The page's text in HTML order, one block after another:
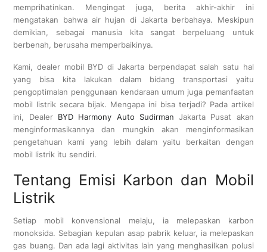
memprihatinkan. Mengingat juga, berita akhir-akhir ini
mengatakan bahwa air hujan di Jakarta berbahaya. Meskipun
demikian, sebagai manusia kita sangat berpeluang untuk
berbenah, berusaha memperbaikinya.
Kami, dealer mobil BYD di Jakarta berpendapat salah satu hal
yang bisa kita lakukan dalam bidang transportasi yaitu
pengoptimalan penggunaan kendaraan umum juga pemanfaatan
mobil listrik secara bijak. Mengapa ini bisa terjadi? Pada artikel
ini, Dealer BYD Harmony Auto Sudirman Jakarta Pusat akan
menginformasikannya dan mungkin akan menginformasikan
pengetahuan kami yang lebih dalam yaitu berkaitan dengan
mobil listrik itu sendiri.
Tentang Emisi Karbon dan Mobil
Listrik
Setiap mobil konvensional melaju, ia melepaskan karbon
monoksida. Sebagian kepulan asap pabrik keluar, ia melepaskan
gas buang. Dan ada lagi aktivitas lain yang menghasilkan polusi